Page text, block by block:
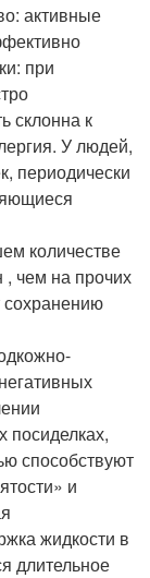
активные
при
склонна к
У людей,
периодически
количестве
, чем на прочих
сохранению
посиделках,
способствуют
и
жидкости в
длительное